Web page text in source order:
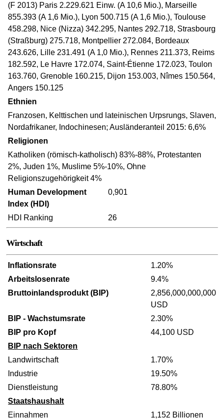
(F 2013) Paris 2.229.621 Einw. (A 10,6 Mio.), Marseille
855.393 (A 1,6 Mio.), Lyon 500.715 (A 1,6 Mio.), Toulouse
458.298, Nice (Nizza) 342.295, Nantes 292.718, Strasbourg
(Straßburg) 275.718, Montpellier 272.084, Bordeaux
243.626, Lille 231.491 (A 1,0 Mio.), Rennes 211.373, Reims
182.592, Le Havre 172.074, Saint-Étienne 172.023, Toulon
163.760, Grenoble 160.215, Dijon 153.003, Nîmes 150.564,
Angers 150.125
Ethnien
Franzosen, Kelttischen und lateinischen Urpsrungs, Slaven,
Nordafrikaner, Indochinesen; Ausländeranteil 2015: 6,6%
Religionen
Katholiken (römisch-katholisch) 83%-88%, Protestanten
2%, Juden 1%, Muslime 5%-10%, Ohne
Religionszugehörigkeit 4%
Human Development
Index (HDI)
0,901
HDI Ranking 26
Wirtschaft
Inflationsrate
1.20%
Arbeitslosenrate
9.4%
Bruttoinlandsprodukt (BIP)
2,856,000,000,000
USD
BIP - Wachstumsrate
2.30%
BIP pro Kopf
44,100 USD
BIP nach Sektoren
Landwirtschaft
1.70%
Industrie
19.50%
Dienstleistung
78.80%
Staatshaushalt
Einnahmen
1,152 Billionen